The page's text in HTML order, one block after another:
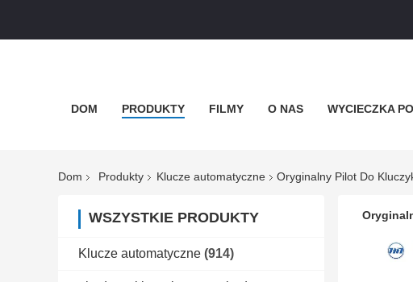
DOM PRODUKTY FILMY O NAS WYCIECZKA
Dom Produkty Klucze automatyczne Oryginalny Pilot Do
WSZYSTKIE PRODUKTY
Klucze automatyczne (914)